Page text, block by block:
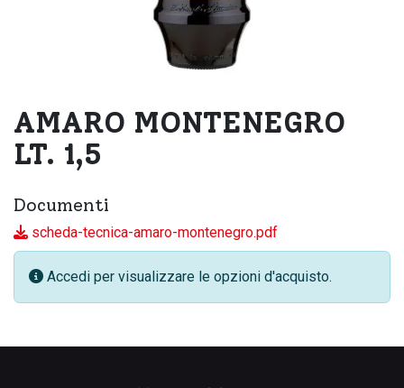
AMARO MONTENEGRO
LT. 1,5
Documenti
scheda-tecnica-amaro-montenegro.pdf
Accedi per visualizzare le opzioni d'acquisto.